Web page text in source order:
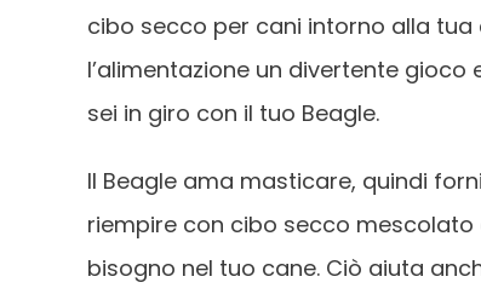
cibo secco per cani intorno alla
l’alimentazione un divertente
sei in giro con il tuo Beagle.
Il Beagle ama masticare, quindi
riempire con cibo secco
bisogno nel tuo cane. Ciò aiuta